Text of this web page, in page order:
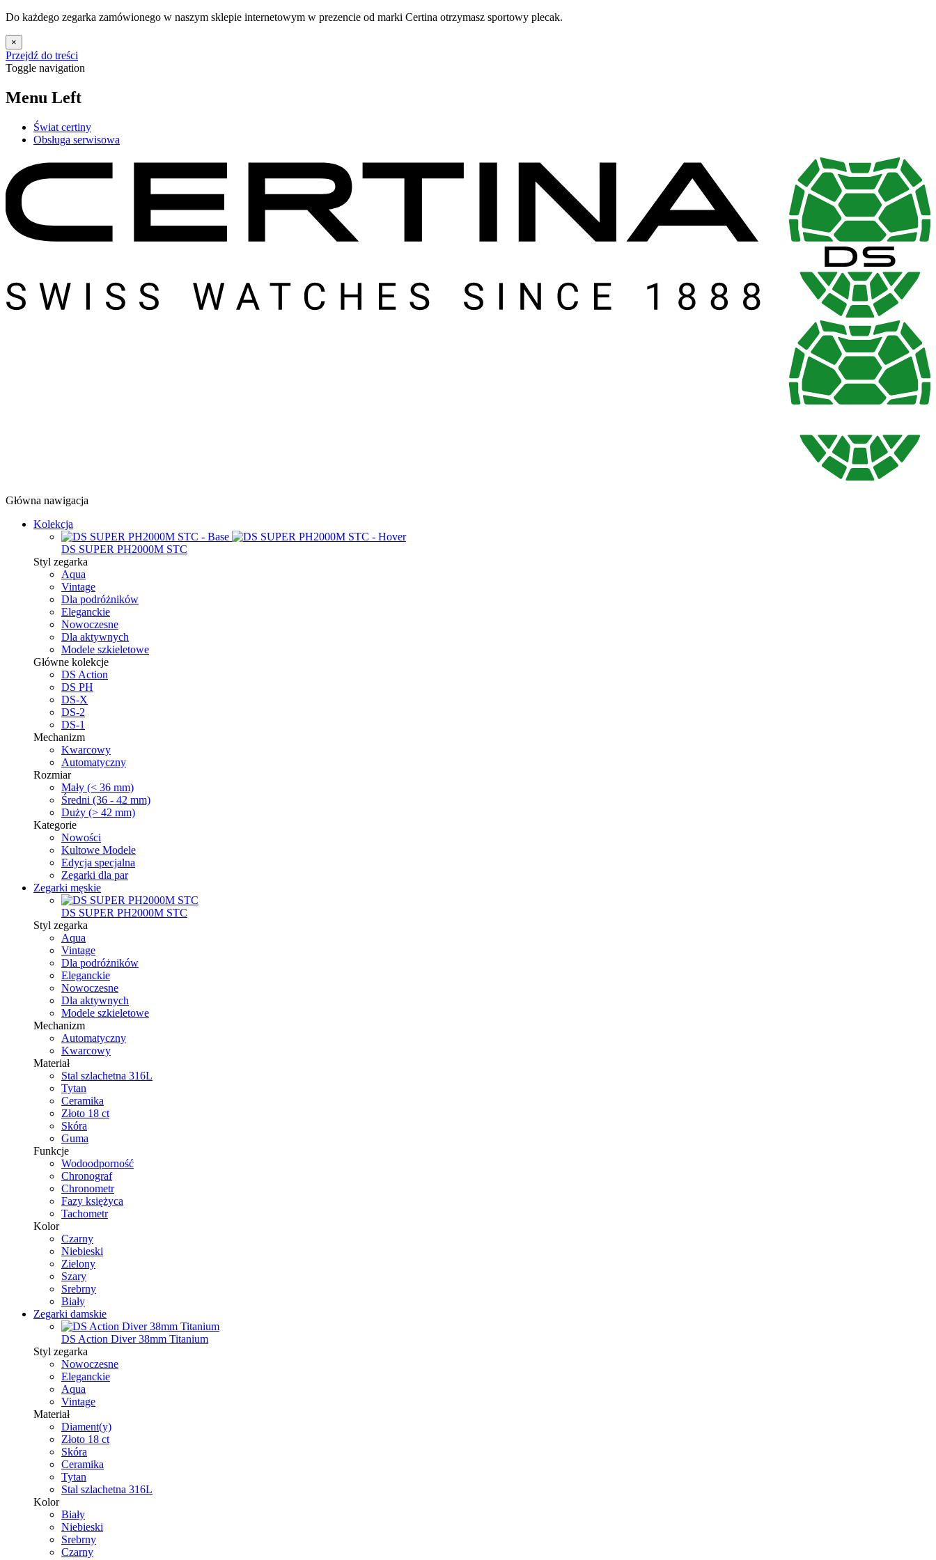
Do każdego zegarka zamówionego w naszym sklepie internetowym w prezencie od marki Certina otrzymasz sportowy plecak.
×
Przejdź do treści
Toggle navigation
Menu Left
Świat certiny
Obsługa serwisowa
Główna nawigacja
Kolekcja
DS SUPER PH2000M STC
Styl zegarka
Aqua
Vintage
Dla podróżników
Eleganckie
Nowoczesne
Dla aktywnych
Modele szkieletowe
Główne kolekcje
DS Action
DS PH
DS-X
DS-2
DS-1
Mechanizm
Kwarcowy
Automatyczny
Rozmiar
Mały (< 36 mm)
Średni (36 - 42 mm)
Duży (> 42 mm)
Kategorie
Nowości
Kultowe Modele
Edycja specjalna
Zegarki dla par
Zegarki męskie
DS SUPER PH2000M STC
Styl zegarka
Aqua
Vintage
Dla podróżników
Eleganckie
Nowoczesne
Dla aktywnych
Modele szkieletowe
Mechanizm
Automatyczny
Kwarcowy
Materiał
Stal szlachetna 316L
Tytan
Ceramika
Złoto 18 ct
Skóra
Guma
Funkcje
Wodoodporność
Chronograf
Chronometr
Fazy księżyca
Tachometr
Kolor
Czarny
Niebieski
Zielony
Szary
Srebrny
Biały
Zegarki damskie
DS Action Diver 38mm Titanium
Styl zegarka
Nowoczesne
Eleganckie
Aqua
Vintage
Materiał
Diament(y)
Złoto 18 ct
Skóra
Ceramika
Tytan
Stal szlachetna 316L
Kolor
Biały
Niebieski
Srebrny
Czarny